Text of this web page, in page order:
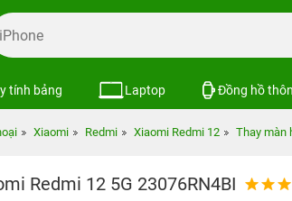
tính bảng Laptop Đồng hồ
Xiaomi Redmi Xiaomi Redmi 12 Thay màn
Redmi 12 5G 23076RN4BI